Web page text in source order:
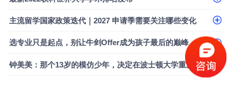
主流留学国家政策迭代｜2027 申请季需要关注哪些变化
选专业只是起点，别让牛剑Offer成为孩子最后的巅峰
钟美美：那个13岁的模仿少年，决定在波士顿大学重新定义自己